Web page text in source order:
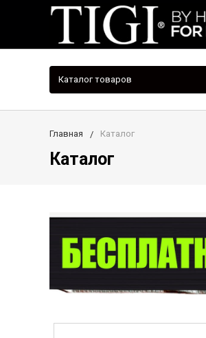
Каталог товаров
Главная Каталог
Каталог